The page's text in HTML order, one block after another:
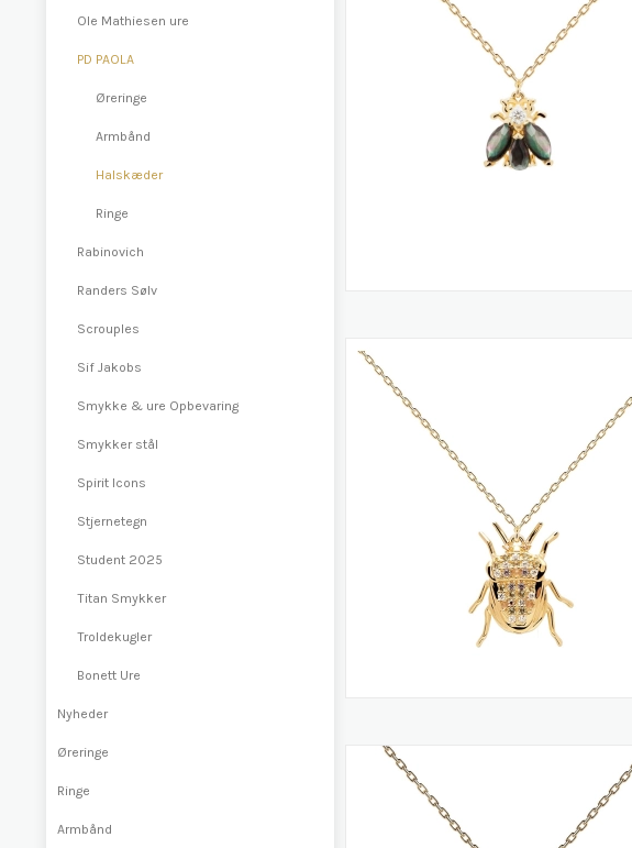
Ole Mathiesen ure
PD PAOLA
Øreringe
Armbånd
Halskæder
Ringe
Rabinovich
Randers Sølv
Scrouples
Sif Jakobs
Smykke & ure Opbevaring
Smykker stål
Spirit Icons
Stjernetegn
Student 2025
Titan Smykker
Troldekugler
Bonett Ure
Nyheder
Øreringe
Ringe
Armbånd